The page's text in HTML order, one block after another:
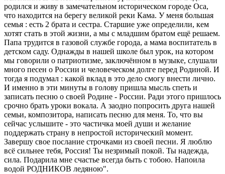
родился и живу в замечательном историческом городе Оса,
что находится на берегу великой реки Кама. У меня большая
семья : есть 2 брата и сестра. Старшие уже определили, кем
хотят стать в этой жизни, а мы с младшим братом ещё решаем.
Папа трудится в газовой службе города, а мама воспитатель в
детском саду. Однажды в нашей школе был урок, на котором
мы говорили о патриотизме, заключённом в музыке, слушали
много песен о России и человеческом долге перед Родиной. И
тогда я подумал : какой вклад в это дело смогу внести лично.
И именно в эти минуты в голову пришла мысль спеть и
записать песню о своей Родине - России. Ради этого пришлось
срочно брать уроки вокала. А заодно попросить друга нашей
семьи, композитора, написать песню для меня. То, что вы
сейчас услышите - это частичка моей души и желание
поддержать страну в непростой исторический момент.
Завершу свое послание строчками из своей песни. Я люблю
всё сильнее тебя, Россия! Ты незримый покой. Ты надежда,
сила. Подарила мне счастье всегда быть с тобою. Напоила
водой РОДНИКОВ ледяною".